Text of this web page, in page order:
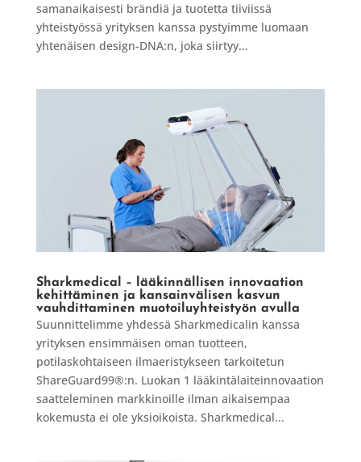
samanaikaisesti brändiä ja tuotetta tiiviissä
yhteistyössä yrityksen kanssa pystyimme luomaan
yhtenäisen design-DNA:n, joka siirtyy...
Sharkmedical – lääkinnällisen innovaation
kehittäminen ja kansainvälisen kasvun
vauhdittaminen muotoiluyhteistyön avulla
Suunnittelimme yhdessä Sharkmedicalin kanssa
yrityksen ensimmäisen oman tuotteen,
potilaskohtaiseen ilmaeristykseen tarkoitetun
ShareGuard99®:n. Luokan 1 lääkintälaiteinnovaation
saatteleminen markkinoille ilman aikaisempaa
kokemusta ei ole yksioikoista. Sharkmedical...